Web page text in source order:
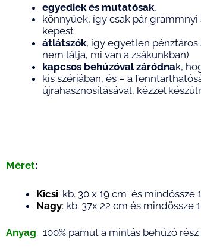
egyediek és mutatósak,
könnyűek, így csak pár
képest
átlátszók, így egyetlen
nem látja, mi van a zsákunkban)
kapcsos behúzóval záródnak,
kis szériában, és – a
újrahasznosításával, kézzel
Méret:
Kicsi: kb. 30 x 19 cm és mindössze
Nagy: kb. 37x 22 cm és mindössze
Anyag: 100% pamut a mintás behúzó